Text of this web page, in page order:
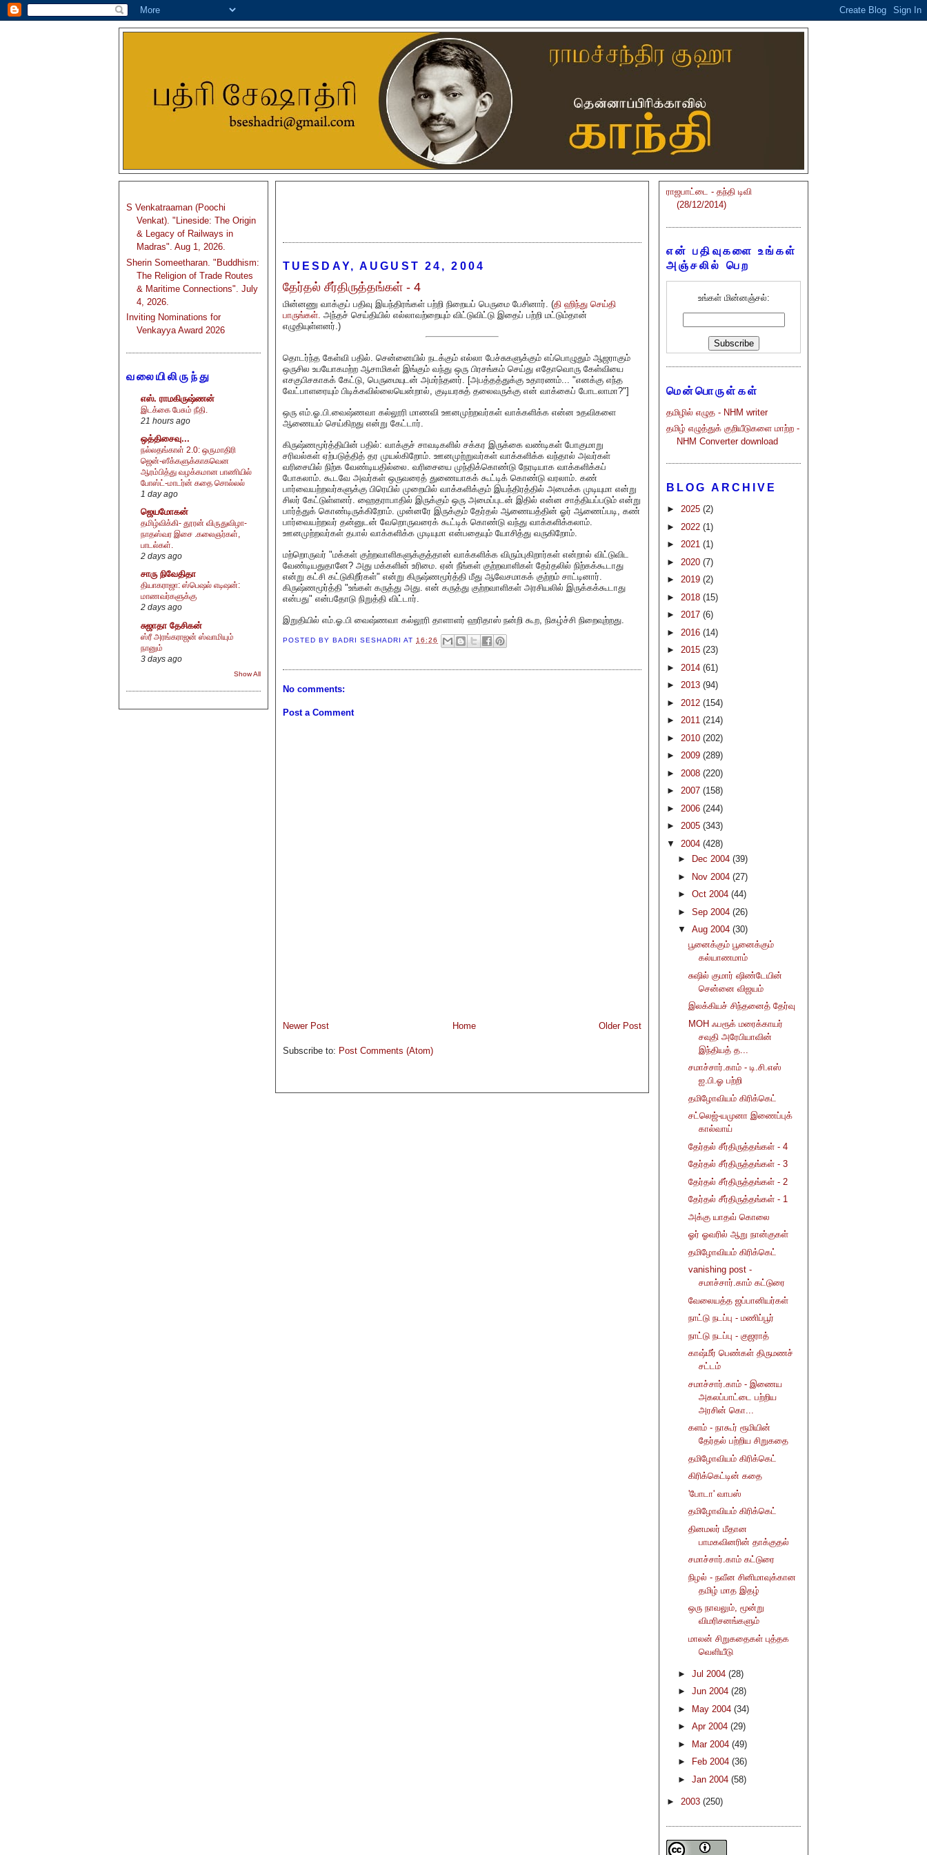
S Venkatraaman (Poochi
Venkat). "Lineside: The Origin
& Legacy of Railways in
Madras". Aug 1, 2026.
Sherin Someetharan. "Buddhism:
The Religion of Trade Routes
& Maritime Connections". July
4, 2026.
Inviting Nominations for
Venkayya Award 2026
வலையிலிருந்து
எஸ். ராமகிருஷ்ணன்
இடக்கை பேசும் நீதி.
21 hours ago
ஒத்திசைவு...
நல்லதங்காள் 2.0: ஒருமாதிரி
ஜென்-ஸீக்களுக்காகவென
ஆரம்பித்து வழக்கமான பாணியில்
போஸ்ட்-மாடர்ன் கதை சொல்லல்
1 day ago
ஜெயமோகன்
தமிழ்விக்கி- தூரன் விருதுவிழா-
நாதஸ்வர இசை .கலைஞர்கள்,
பாடல்கள்.
2 days ago
சாரு நிவேதிதா
தியாகராஜா: ஸ்பெஷல் எடிஷன்:
மாணவர்களுக்கு
2 days ago
சுஜாதா தேசிகன்
ஸ்ரீ அரங்கராஜன் ஸ்வாமியும்
நானும்
3 days ago
Show All
TUESDAY, AUGUST 24, 2004
தேர்தல் சீர்திருத்தங்கள் - 4
மின்னணு வாக்குப் பதிவு இயந்திரங்கள் பற்றி நிறையப் பெருமை பேசினார். (தி ஹிந்து செய்தி
பாருங்கள். அந்தச் செய்தியில் எல்லாவற்றையும் விட்டுவிட்டு இதைப் பற்றி மட்டும்தான்
எழுதியுள்ளனர்.)
தொடர்ந்த கேள்வி பதில். சென்னையில் நடக்கும் எல்லா பேச்சுகளுக்கும் எப்பொழுதும் ஆஜராகும்
ஒருசில உபயோகமற்ற ஆசாமிகள் இங்கும் வந்து ஒரு பிரசங்கம் செய்து எதோவொரு கேள்வியை
எசகுபிசகாகக் கேட்டு, பெருமையுடன் அமர்ந்தனர். [அபத்தத்துக்கு உதாரணம்... "எனக்கு எந்த
வேட்பாளரையும் பிடிக்கவில்லையென்றால், குடியரசுத் தலைவருக்கு என் வாக்கைப் போடலாமா?"]
ஒரு எம்.ஓ.பி.வைஷ்ணவா கல்லூரி மாணவி ஊனமுற்றவர்கள் வாக்களிக்க என்ன உதவிகளை
ஆணையம் செய்கிறது என்று கேட்டார்.
கிருஷ்ணமூர்த்தியின் பதில்: வாக்குச் சாவடிகளில் சக்கர இருக்கை வண்டிகள் போகுமாறு
சரிவல்கள் ஏற்படுத்தித் தர முயல்கிறோம். ஊனமுற்றுவர்கள் வாக்களிக்க வந்தால் அவர்கள்
வரிசையில் நிற்க வேண்டியதில்லை. வரிசையை முந்திக்கொண்டு நேரடியாக வாக்களிக்கப்
போகலாம். கூடவே அவர்கள் ஒருவரைத் துணையாகக் கூட்டிக் கொண்டு வரலாம். கண்
பார்வையற்றவர்களுக்கு பிரெயில் முறையில் வாக்களிக்கும் இயந்திரத்தில் அமைக்க முடியுமா என்று
சிலர் கேட்டுள்ளனர். ஹைதராபாதில் இருக்கும் ஒரு அமைப்புடன் இதில் என்ன சாத்தியப்படும் என்று
பார்த்துக் கொண்டிருக்கிறோம். முன்னரே இருக்கும் தேர்தல் ஆணையத்தின் ஓர் ஆணைப்படி, கண்
பார்வையற்றவர் தன்னுடன் வேறொருவரைக் கூட்டிக் கொண்டு வந்து வாக்களிக்கலாம்.
ஊனமுற்றவர்கள் தபால் வாக்களிக்க முடியுமா என்பதையும் யோசித்து வருகிறோம்.
மற்றொருவர் "மக்கள் குற்றவாளிகளுக்குத்தான் வாக்களிக்க விரும்புகிறார்கள் என்றால் விட்டுவிட
வேண்டியதுதானே? அது மக்களின் உரிமை. ஏன் நீங்கள் குற்றவாளிகள் தேர்தலில் நிற்கக்கூடாது
என்று கட்சி கட்டுகிறீர்கள்" என்று கிருஷ்ணமூர்த்தி மீது ஆவேசமாகக் குற்றம் சாட்டினார்.
கிருஷ்ணமூர்த்தி "உங்கள் கருத்து அது. என் கருத்து குற்றவாளிகள் அரசியலில் இருக்கக்கூடாது
என்பது" என்பதோடு நிறுத்தி விட்டார்.
இறுதியில் எம்.ஓ.பி வைஷ்ணவா கல்லூரி தாளாளர் ஹரிதாஸ் நன்றி கூற, நிகழ்ச்சி நிறைவுற்றது.
POSTED BY BADRI SESHADRI AT16:26
No comments:
Post a Comment
Newer Post Older Post
Home
Subscribe to: Post Comments (Atom)
ராஜபாட்டை - தந்தி டிவி
(28/12/2014)
என் பதிவுகளை உங்கள்
அஞ்சலில் பெற
உங்கள் மின்னஞ்சல்:
மென்பொருள்கள்
தமிழில் எழுத - NHM writer
தமிழ் எழுத்துக் குறியீடுகளை மாற்ற -
NHM Converter download
BLOG ARCHIVE
► 2025 (2)
► 2022 (1)
► 2021 (1)
► 2020 (7)
► 2019 (2)
► 2018 (15)
► 2017 (6)
► 2016 (14)
► 2015 (23)
► 2014 (61)
► 2013 (94)
► 2012 (154)
► 2011 (214)
► 2010 (202)
► 2009 (289)
► 2008 (220)
► 2007 (158)
► 2006 (244)
► 2005 (343)
▼ 2004 (428)
►
Dec 2004 (39)
► Nov 2004 (27)
► Oct 2004 (44)
► Sep 2004 (26)
▼ Aug 2004 (30)
பூனைக்கும் பூனைக்கும்
கல்யாணமாம்
சுஷில் குமார் ஷிண்டேயின்
சென்னை விஜயம்
இலக்கியச் சிந்தனைத் தேர்வு
MOH ஃபரூக் மரைக்காயர்
சவுதி அரேபியாவின்
இந்தியத் த...
சமாச்சார்.காம் - டி.சி.எஸ்
ஐ.பி.ஓ பற்றி
தமிழோவியம் கிரிக்கெட்
சட்லெஜ்-யமுனா இணைப்புக்
கால்வாய்
தேர்தல் சீர்திருத்தங்கள் - 4
தேர்தல் சீர்திருத்தங்கள் - 3
தேர்தல் சீர்திருத்தங்கள் - 2
தேர்தல் சீர்திருத்தங்கள் - 1
அக்கு யாதவ் கொலை
ஓர் ஓவரில் ஆறு நான்குகள்
தமிழோவியம் கிரிக்கெட்
vanishing post -
சமாச்சார்.காம் கட்டுரை
வேலையத்த ஜப்பானியர்கள்
நாட்டு நடப்பு - மணிப்பூர்
நாட்டு நடப்பு - குஜராத்
காஷ்மீர் பெண்கள் திருமணச்
சட்டம்
சமாச்சார்.காம் - இணைய
அகலப்பாட்டை பற்றிய
அரசின் கொ...
களம் - நாகூர் ரூமியின்
தேர்தல் பற்றிய சிறுகதை
தமிழோவியம் கிரிக்கெட்
கிரிக்கெட்டின் கதை
'போடா' வாபஸ்
தமிழோவியம் கிரிக்கெட்
தினமலர் மீதான
பாமகவினரின் தாக்குதல்
சமாச்சார்.காம் கட்டுரை
நிழல் - நவீன சினிமாவுக்கான
தமிழ் மாத இதழ்
ஒரு நாவலும், மூன்று
விமரிசனங்களும்
மாலன் சிறுகதைகள் புத்தக
வெளியீடு
► Jul 2004 (28)
► Jun 2004 (28)
►
May 2004 (34)
► Apr 2004 (29)
►
Mar 2004 (49)
►
Feb 2004 (36)
► Jan 2004 (58)
► 2003 (250)